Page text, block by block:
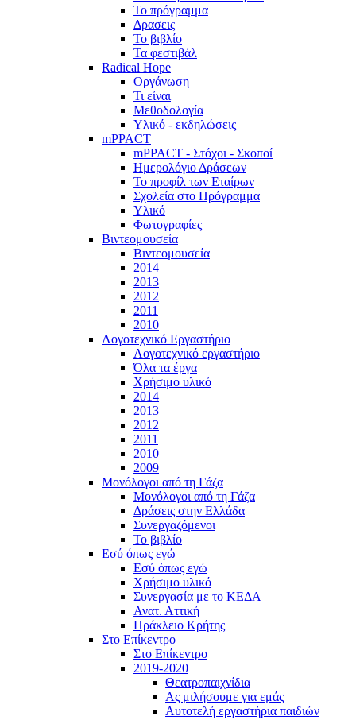
Το πρόγραμμα
Δρασεις
Το βιβλίο
Τα φεστιβάλ
Radical Hope
Οργάνωση
Τι είναι
Μεθοδολογία
Υλικό - εκδηλώσεις
mPPACT
mPPACT - Στόχοι - Σκοποί
Ημερολόγιο Δράσεων
Το προφίλ των Εταίρων
Σχολεία στο Πρόγραμμα
Υλικό
Φωτογραφίες
Βιντεομουσεία
Βιντεομουσεία
2014
2013
2012
2011
2010
Λογοτεχνικό Εργαστήριο
Λογοτεχνικό εργαστήριο
Όλα τα έργα
Χρήσιμο υλικό
2014
2013
2012
2011
2010
2009
Μονόλογοι από τη Γάζα
Μονόλογοι από τη Γάζα
Δράσεις στην Ελλάδα
Συνεργαζόμενοι
To βιβλίο
Εσύ όπως εγώ
Εσύ όπως εγώ
Χρήσιμο υλικό
Συνεργασία με το ΚΕΔΑ
Ανατ. Αττική
Ηράκλειο Κρήτης
Στο Επίκεντρο
Στο Επίκεντρο
2019-2020
Θεατροπαιχνίδια
Ας μιλήσουμε για εμάς
Αυτοτελή εργαστήρια παιδιών